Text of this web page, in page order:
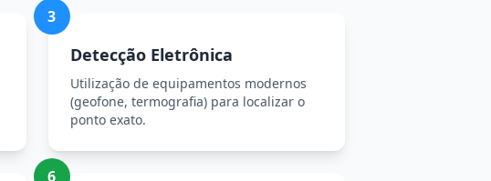
3
Detecção Eletrônica
Utilização de equipamentos modernos
(geofone, termografia) para localizar o
ponto exato.
6